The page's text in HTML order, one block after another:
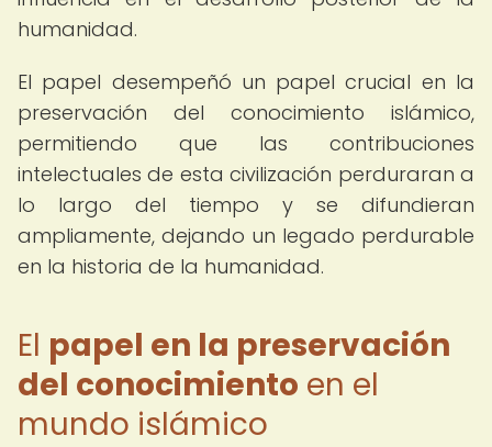
humanidad.
El papel desempeñó un papel crucial en la
preservación del conocimiento islámico,
permitiendo que las contribuciones
intelectuales de esta civilización perduraran a
lo largo del tiempo y se difundieran
ampliamente, dejando un legado perdurable
en la historia de la humanidad.
El papel en la preservación
del conocimiento en el
mundo islámico